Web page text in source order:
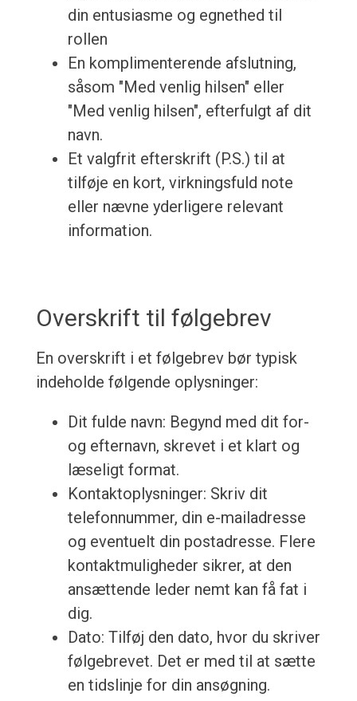
din entusiasme og egnethed til
rollen
En komplimenterende afslutning,
såsom "Med venlig hilsen" eller
"Med venlig hilsen", efterfulgt af dit
navn.
Et valgfrit efterskrift (P.S.) til at
tilføje en kort, virkningsfuld note
eller nævne yderligere relevant
information.
Overskrift til følgebrev
En overskrift i et følgebrev bør typisk
indeholde følgende oplysninger:
Dit fulde navn: Begynd med dit for-
og efternavn, skrevet i et klart og
læseligt format.
Kontaktoplysninger: Skriv dit
telefonnummer, din e-mailadresse
og eventuelt din postadresse. Flere
kontaktmuligheder sikrer, at den
ansættende leder nemt kan få fat i
dig.
Dato: Tilføj den dato, hvor du skriver
følgebrevet. Det er med til at sætte
en tidslinje for din ansøgning.